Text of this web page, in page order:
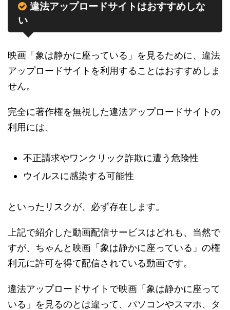
違法アップロードサイトはおすすめしな
い
映画「象は静かに座っている」を見るために、違法
アップロードサイトを利用することはおすすめしま
せん。
完全に著作権を無視した違法アップロードサイトの
利用には、
不正請求やワンクリック詐欺に遭う危険性
ウイルスに感染する可能性
といったリスクが、必ず存在します。
上記で紹介した動画配信サービスはどれも、当然で
すが、ちゃんと映画「象は静かに座っている」の権
利元に許可を得て配信されている動画です。
違法アップロードサイトで映画「象は静かに座って
いる」を見るのとは違って、パソコンやスマホ、タ